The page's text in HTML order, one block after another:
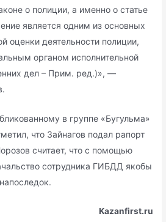
о полиции, а именно о статье
является одним из основных
оценки деятельности полиции,
органом исполнительной
дел – Прим. ред.)», —
в группе «Бугульма»
что Зайнагов подал рапорт
считает, что с помощью
сотрудника ГИБДД якобы
Kazanfirst.ru